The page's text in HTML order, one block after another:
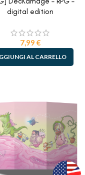
digital edition
7,99 €
AL CARRELLO